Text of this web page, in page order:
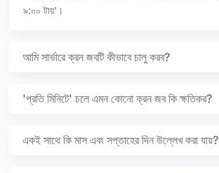
৯:০০ টায়'।
আমি সার্ভারে ক্রন জবটি কীভাবে চালু করব?
'প্রতি মিনিটে' চলে এমন কোনো ক্রন জব কি ক্ষতিকর?
একই সাথে কি মাস এবং সপ্তাহের দিন উল্লেখ করা যায়?